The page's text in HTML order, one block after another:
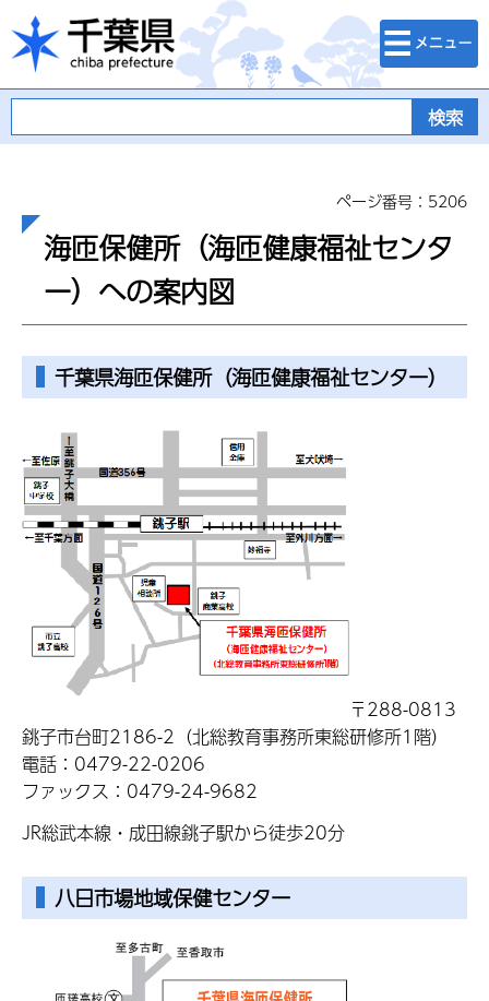
千葉県
検索・メニュ
ー
ページ番号：5206
海匝保健所（海匝健康福祉センタ
ー）への案内図
千葉県海匝保健所（海匝健康福祉センター）
〒288-0813
銚子市台町2186-2（北総教育事務所東総研修所1階）
電話：0479-22-0206
ファックス：0479-24-9682
JR総武本線・成田線銚子駅から徒歩20分
八日市場地域保健センター